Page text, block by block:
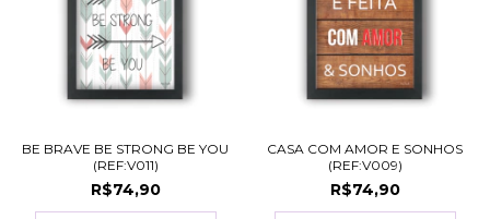
BE BRAVE BE STRONG BE YOU
(REF:V011)
R$74,90
CASA COM AMOR E SONHOS
(REF:V009)
R$74,90